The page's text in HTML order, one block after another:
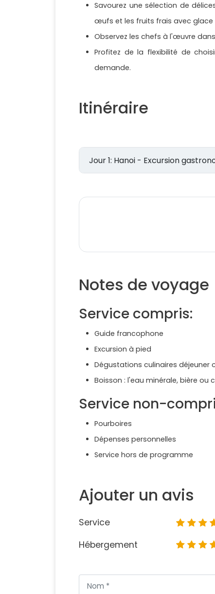
Savourez une sélection de
œufs et les fruits frais avec glace
Observez les chefs à l'œuvre
Profitez de la flexibilité de
demande.
Itinéraire
Notes de voyage
Service compris:
Guide francophone
Excursion à pied
Dégustations culinaires déjeuner
Boisson : l'eau minérale, bière ou
Service non-
Pourboires
Dépenses personnelles
Service hors de programme
Ajouter un avis
Service
Hébergement